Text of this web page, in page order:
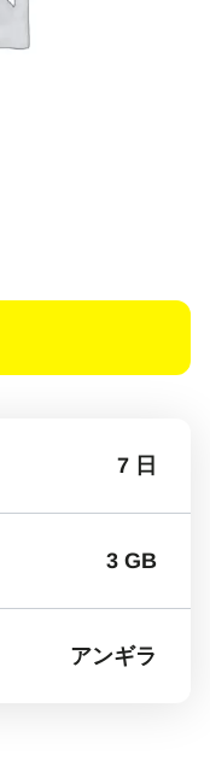
7 日
3 GB
アンギラ